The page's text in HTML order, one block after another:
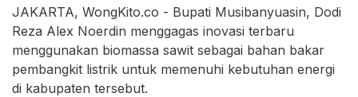
JAKARTA, WongKito.co - Bupati Musibanyuasin, Dodi
Reza Alex Noerdin menggagas inovasi terbaru
menggunakan biomassa sawit sebagai bahan bakar
pembangkit listrik untuk memenuhi kebutuhan energi
di kabupaten tersebut.